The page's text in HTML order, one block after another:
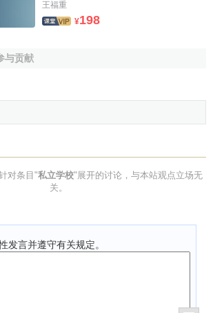
.治理与制衡 学校法人论.教育科学出版
王福重
¥198
与贡献
对条目"私立学校"展开的讨论，与本站观点立场无
关。
发言并遵守有关规定。